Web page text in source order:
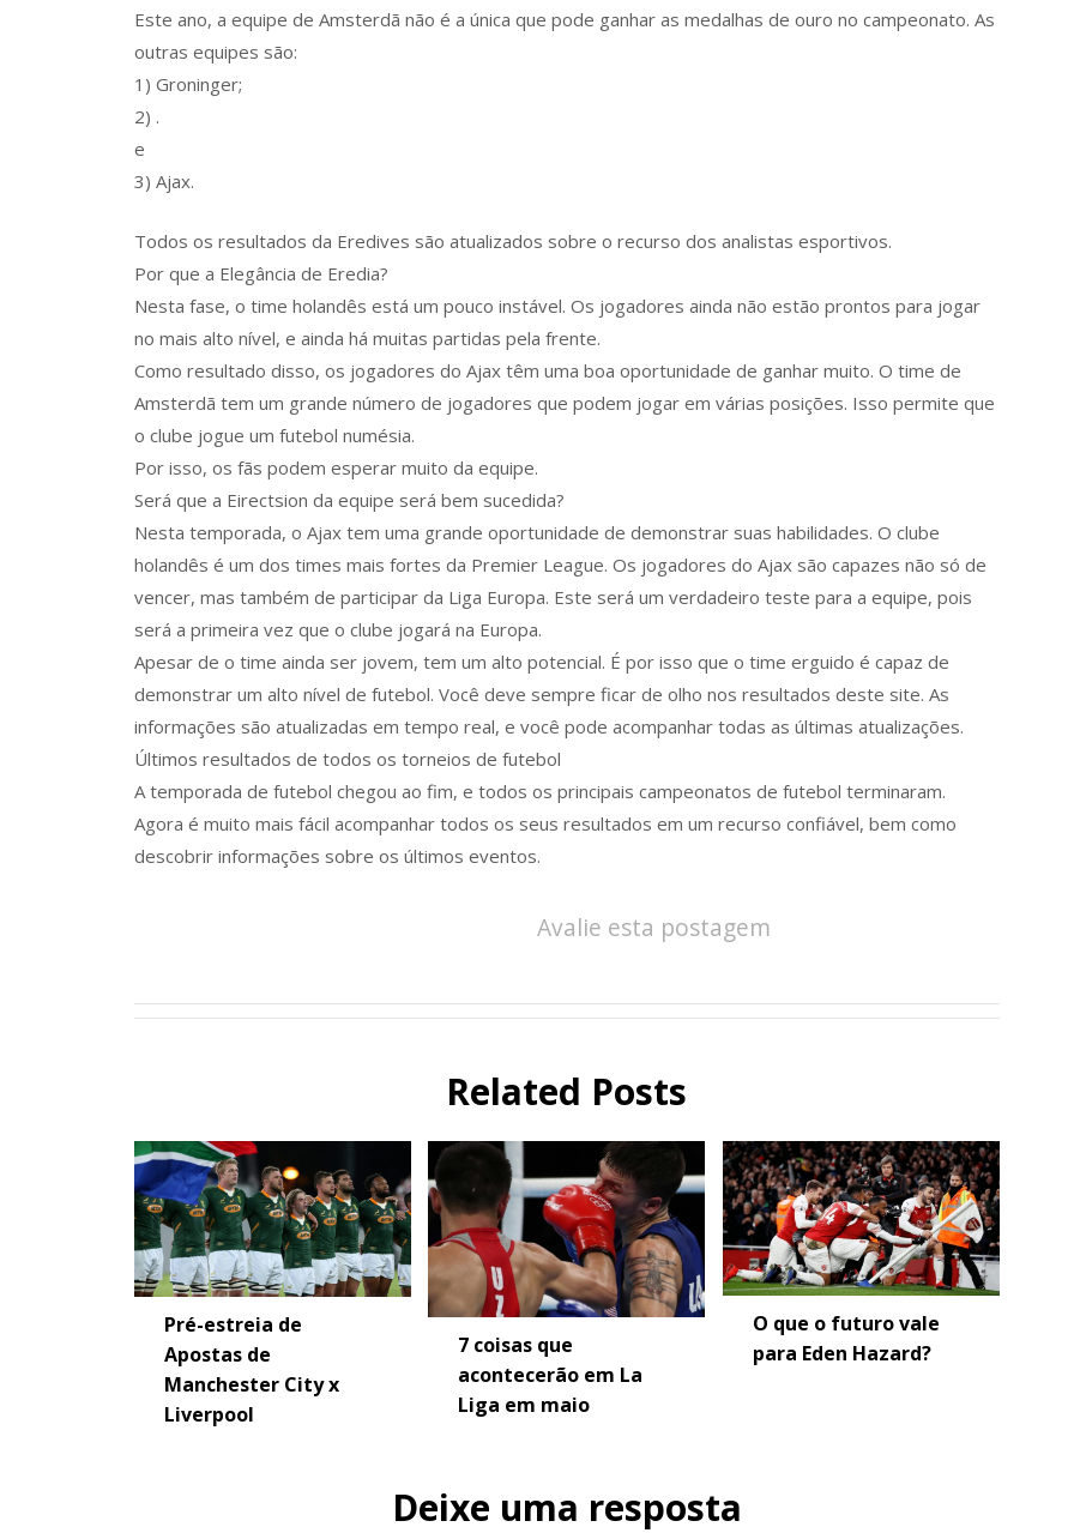
Este ano, a equipe de Amsterdã não é a única que pode ganhar as medalhas de ouro no campeonato. As
outras equipes são:
1) Groninger;
2) .
e
3) Ajax.
Todos os resultados da Eredives são atualizados sobre o recurso dos analistas esportivos.
Por que a Elegância de Eredia?
Nesta fase, o time holandês está um pouco instável. Os jogadores ainda não estão prontos para jogar
no mais alto nível, e ainda há muitas partidas pela frente.
Como resultado disso, os jogadores do Ajax têm uma boa oportunidade de ganhar muito. O time de
Amsterdã tem um grande número de jogadores que podem jogar em várias posições. Isso permite que
o clube jogue um futebol numésia.
Por isso, os fãs podem esperar muito da equipe.
Será que a Eirectsion da equipe será bem sucedida?
Nesta temporada, o Ajax tem uma grande oportunidade de demonstrar suas habilidades. O clube
holandês é um dos times mais fortes da Premier League. Os jogadores do Ajax são capazes não só de
vencer, mas também de participar da Liga Europa. Este será um verdadeiro teste para a equipe, pois
será a primeira vez que o clube jogará na Europa.
Apesar de o time ainda ser jovem, tem um alto potencial. É por isso que o time erguido é capaz de
demonstrar um alto nível de futebol. Você deve sempre ficar de olho nos resultados deste site. As
informações são atualizadas em tempo real, e você pode acompanhar todas as últimas atualizações.
Últimos resultados de todos os torneios de futebol
A temporada de futebol chegou ao fim, e todos os principais campeonatos de futebol terminaram.
Agora é muito mais fácil acompanhar todos os seus resultados em um recurso confiável, bem como
descobrir informações sobre os últimos eventos.
Avalie esta postagem
Related Posts
Pré-estreia de
Apostas de
Manchester City x
Liverpool
7 coisas que
acontecerão em La
Liga em maio
O que o futuro vale
para Eden Hazard?
Deixe uma resposta